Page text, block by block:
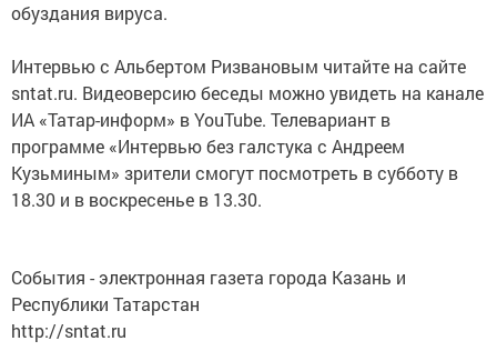
обуздания вируса.
Интервью с Альбертом Ризвановым читайте на сайте
sntat.ru. Видеоверсию беседы можно увидеть на канале
ИА «Татар-информ» в YouTube. Телевариант в
программе «Интервью без галстука с Андреем
Кузьминым» зрители смогут посмотреть в субботу в
18.30 и в воскресенье в 13.30.
События - электронная газета города Казань и
Республики Татарстан
http://sntat.ru